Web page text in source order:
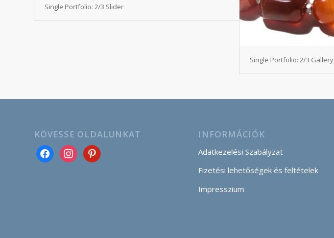
Single Portfolio: 2/3 Slider
Single Portfolio: 2/3 Gallery
KÖVESSE OLDALUNKAT INFORMÁCIÓK
Adatkezelési Szabályzat
Fizetési lehetőségek és feltételek
Impresszium